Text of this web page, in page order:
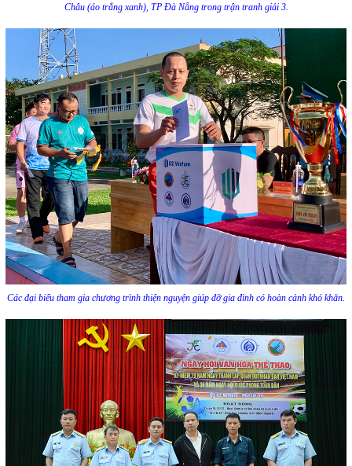
Châu (áo trắng xanh), TP Đà Nẵng trong trận tranh giải 3.
Các đại biểu tham gia chương trình thiện nguyện giúp đỡ gia đình có hoàn cảnh khó khăn.